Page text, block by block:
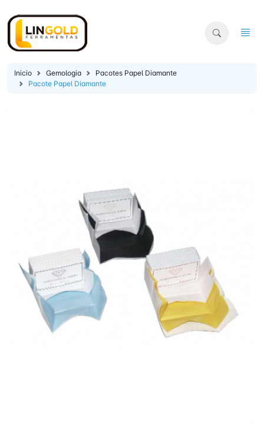
Inicio Gemologia
Pacotes Papel Diamante
Pacote Papel Diamante